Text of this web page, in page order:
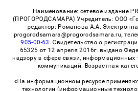
Наименование: сетевое издание
(ПРОГОРОДСАМАРА) Учредитель: ООО
редактор: Романова А.А.
progorodsamara@progorodsamara.ru,
905-00-63 . Свидетельство о
65325 от 12 апреля 2016г. выдано
надзору в сфере связи, информационных
коммуникаций. Возрастная
«На информационном ресурсе
технологии (информационные